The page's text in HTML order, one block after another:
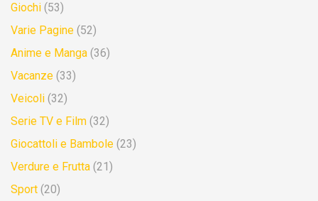
Giochi (53)
Varie Pagine (52)
Anime e Manga (36)
Vacanze (33)
Veicoli (32)
Serie TV e Film (32)
Giocattoli e Bambole (23)
Verdure e Frutta (21)
Sport (20)